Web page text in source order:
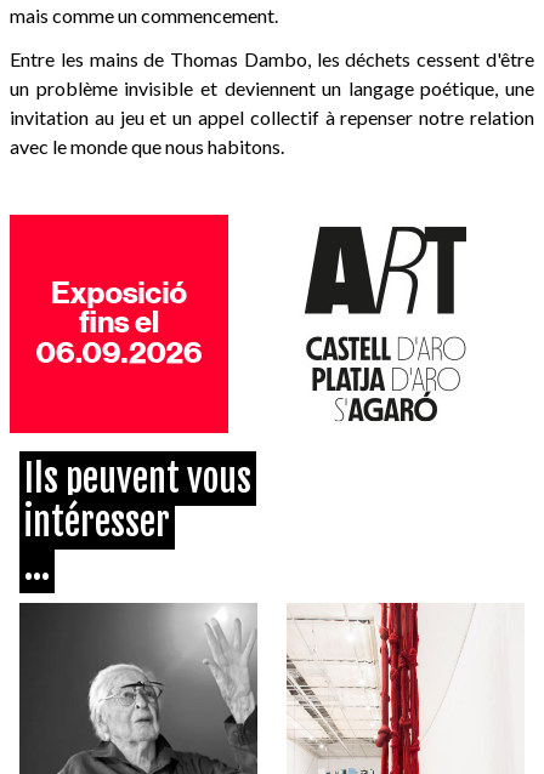
mais comme un commencement.
Entre les mains de Thomas Dambo, les déchets cessent d'être
un problème invisible et deviennent un langage poétique, une
invitation au jeu et un appel collectif à repenser notre relation
avec le monde que nous habitons.
Ils peuvent vous
intéresser
...